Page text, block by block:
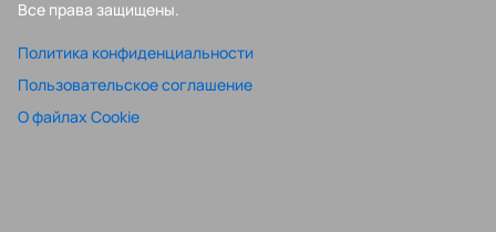
Все права защищены.
Политика конфиденциальности
Пользовательское соглашение
О файлах Cookie